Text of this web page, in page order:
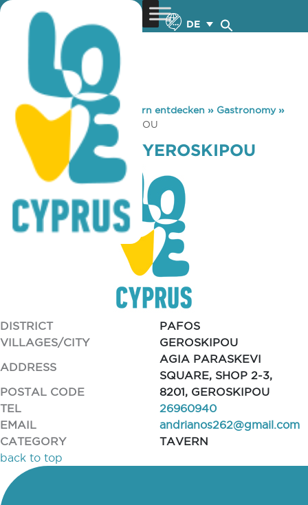
DE
You are here: Home »Zypern entdecken » Gastronomy»
COFFEE BRAND YEROSKIPOU
COFFEE BRAND YEROSKIPOU
DISTRICT
PAFOS
VILLAGES/CITY
GEROSKIPOU
ADDRESS
AGIA PARASKEVI
SQUARE, SHOP 2-3,
POSTAL CODE
8201, GEROSKIPOU
TEL
26960940
EMAIL
andrianos262@gmail.com
CATEGORY
TAVERN
back to top